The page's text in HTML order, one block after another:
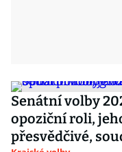
Senátní volby
opoziční roli,
přesvědčivé,